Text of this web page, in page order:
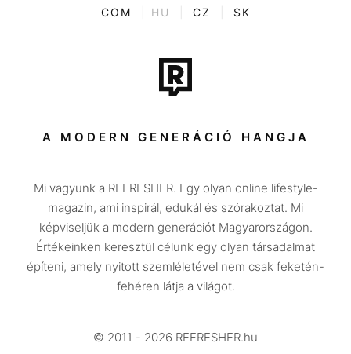
ENTR
Tech-Tudomány
Sport
Társadalom
Utazás
Életmód
Design
Beszélgetések
Videó
COM HU CZ SK
A MODERN GENERÁCIÓ HANGJA
Mi vagyunk a REFRESHER. Egy olyan online lifestyle-
magazin, ami inspirál, edukál és szórakoztat. Mi
képviseljük a modern generációt Magyarországon.
Értékeinken keresztül célunk egy olyan társadalmat
építeni, amely nyitott szemléletével nem csak feketén-
fehéren látja a világot.
© 2011 - 2026 REFRESHER.hu